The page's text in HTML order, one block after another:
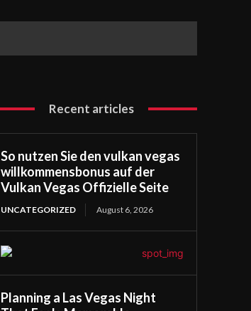
Recent articles
So nutzen Sie den vulkan vegas
willkommensbonus auf der
Vulkan Vegas Offizielle Seite
UNCATEGORIZED August 6, 2026
Planning a Las Vegas Night